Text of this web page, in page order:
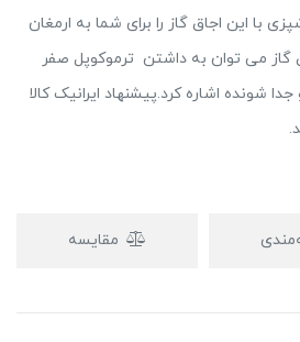
با این اجاق گاز را برای شما به ارمغان
گاز می توان به داشتن ترموکوپل صفر
فر 2 جداره و جدا شونده اشاره کرد.پیشنهاد ایرانیک کالا
مقایسه